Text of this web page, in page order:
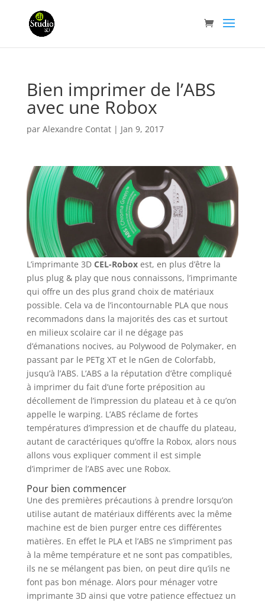
Bien imprimer de l’ABS
avec une Robox
par Alexandre Contat| Jan 9, 2017
L’imprimante 3D CEL-Roboxest, en plus d’être la
plus plug & play que nous connaissons, l’imprimante
qui offre un des plus grand choix de matériaux
possible. Cela va de l’incontournable PLA que nous
recommadons dans la majorités des cas et surtout
en milieux scolaire car il ne dégage pas
d’émanations nocives, au Polywood de Polymaker, en
passant par le PETg XT et le nGen de Colorfabb,
jusqu’à l’ABS. L’ABS a la réputation d’être compliqué
à imprimer du fait d’une forte préposition au
décollement de l’impression du plateau et à ce qu’on
appelle le warping. L’ABS réclame de fortes
températures d’impression et de chauffe du plateau,
autant de caractériques qu’offre la Robox, alors nous
allons vous expliquer comment il est simple
d’imprimer de l’ABS avec une Robox.
Pour bien commencer
Une des premières précautions à prendre lorsqu’on
utilise autant de matériaux différents avec la même
machine est de bien purger entre ces différentes
matières. En effet le PLA et l’ABS ne s’impriment pas
à la même température et ne sont pas compatibles,
ils ne se mélangent pas bien, on peut dire qu’ils ne
font pas bon ménage. Alors pour ménager votre
imprimante 3D ainsi que votre patience effectuez un